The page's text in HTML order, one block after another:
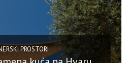
PROSTORI